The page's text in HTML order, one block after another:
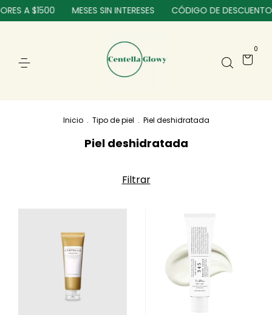
A $1500 MESES SIN INTERESES CÓDIGO DE DESCUENTO:
0
Inicio . Tipo de piel . Piel deshidratada
Piel deshidratada
Filtrar